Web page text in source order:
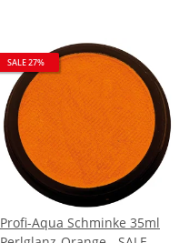
SALE 27%
Profi-Aqua Schminke 35ml